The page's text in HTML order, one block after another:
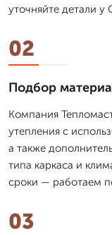
уточняйте детали у
02
Подбор
Компания
утепления с
а также
типа каркаса и
сроки — работаем
03